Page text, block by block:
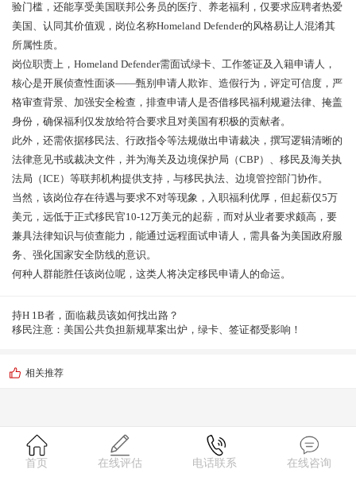
验门槛，还能享受美国联邦公务员的医疗、养老福利，仅要求应聘者热爱
美国、认同其价值观，岗位名称Homeland Defender的风格易让人混淆其
所属性质。
岗位职责上， Homeland Defender需面试绿卡、工作签证及入籍申请人 ，
核心是开展侦查性面谈——甄别申请人欺诈、造假行为，评定可信度，严
格审查背景、加强安全检查，排查申请人是否借移民福利规避法律、掩盖
身份，确保福利仅发放给符合要求且对美国有积极的贡献者。
此外，还需依据移民法、行政指令等法规做出申请裁决，撰写逻辑清晰的
法律意见书或裁决文件，并为海关及边境保护局（CBP）、移民及海关执
法局（ICE）等联邦机构提供支持，与移民执法、边境管控部门协作。
当然，该岗位存在待遇与要求不对等现象，入职福利优厚，但起薪仅5万
美元，远低于正式移民官10-12万美元的起薪，而对从业者要求颇高，要
兼具法律知识与侦查能力，能通过远程面试申请人，需具备为美国政府服
务、强化国家安全防线的意识。
何种人群能胜任该岗位呢，这类人将决定移民申请人的命运。
持H 1B者，面临裁员该如何找出路？
移民注意：美国公共负担新规草案出炉，绿卡、签证都受影响！
相关推荐
首页 在线评估 电话联系 在线咨询